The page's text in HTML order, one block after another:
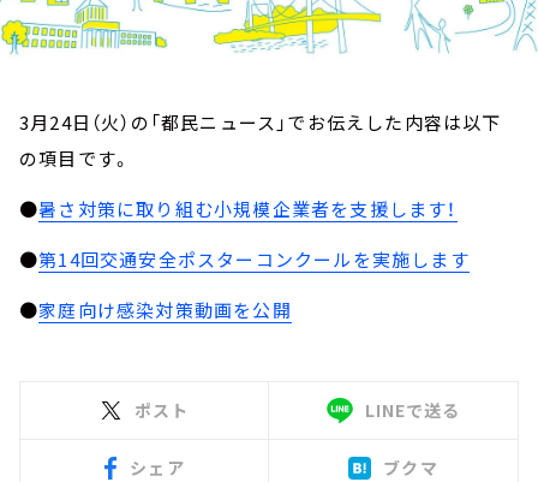
3月24日（火）の「都民ニュース」でお伝えした内容は以下
の項目です。
●暑さ対策に取り組む小規模企業者を支援します！
●第14回交通安全ポスターコンクールを実施します
●家庭向け感染対策動画を公開
ポスト LINEで送る
シェア ブクマ